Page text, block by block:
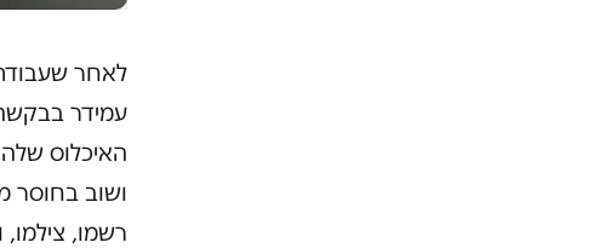
לאחר
עמידר
האיכלוס
ושוב בחוסר
רשמו,